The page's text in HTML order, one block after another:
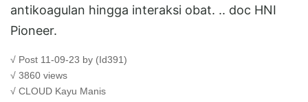
antikoagulan hingga interaksi obat. .. doc HNI
Pioneer.
√ Post 11-09-23 by (Id391)
√ 3860 views
√ CLOUD Kayu Manis